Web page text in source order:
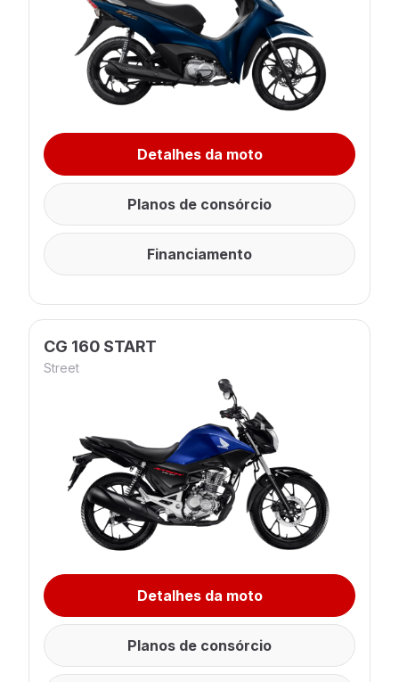
Detalhes da moto
Planos de consórcio
Financiamento
CG 160 START
Street
Detalhes da moto
Planos de consórcio